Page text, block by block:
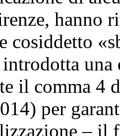
hanno
cosiddetto
una
il comma 4
per
– il